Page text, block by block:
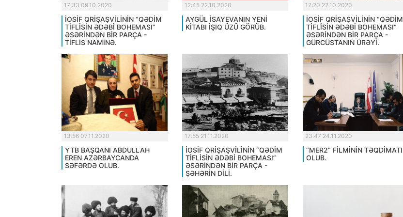
17:33 09.10.2020
İOSİF QRİŞAŞVİLİNİN “QƏDİM
TİFLİSİN ƏDƏBİ BOHEMASI”
ƏSƏRİNDƏN BİR PARÇA -
TİFLİS NAMİNƏ.
12:45 22.10.2020
AYGÜL İSAYEVANIN YENİ
KİTABI İŞIQ ÜZÜ GÖRÜB.
17:20 22.10.2020
İOSİF QRİŞAŞVİLİNİN “QƏDİM
TİFLİSİN ƏDƏBİ BOHEMASI”
ƏSƏRİNDƏN BİR PARÇA -
GÜRCÜSTANIN ÜRƏYİ.
13:56 07.11.2020
YTB BAŞQANI ABDULLAH
EREN AZƏRBAYCANDA
SƏFƏRDƏ OLUB.
17:55 21.11.2020
İOSİF QRİŞAŞVİLİNİN “QƏDİM
TİFLİSİN ƏDƏBİ BOHEMASI”
ƏSƏRİNDƏN BİR PARÇA -
ŞƏHƏRİN DİLİ.
23:47 24.11.2020
“MER2” FİLMİNİN TƏQDİMATI
OLUB.